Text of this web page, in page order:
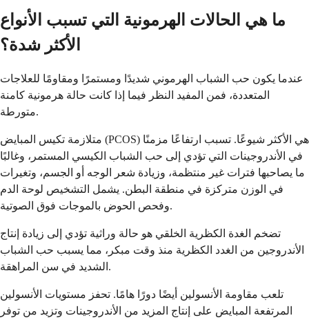
ما هي الحالات الهرمونية التي تسبب الأنواع
الأكثر شدة؟
عندما يكون حب الشباب الهرموني شديدًا ومستمرًا ومقاومًا للعلاجات
المتعددة، فمن المفيد النظر فيما إذا كانت حالة هرمونية كامنة
متورطة.
متلازمة تكيس المبايض (PCOS) هي الأكثر شيوعًا. تسبب ارتفاعًا مزمنًا
في الأندروجينات التي تؤدي إلى حب الشباب الكيسي المستمر، وغالبًا
ما يصاحبها فترات غير منتظمة، وزيادة شعر الوجه أو الجسم، وتغيرات
في الوزن متركزة في منطقة البطن. يشمل التشخيص لوحة الدم
وفحص الحوض بالموجات فوق الصوتية.
تضخم الغدة الكظرية الخلقي هو حالة وراثية تؤدي إلى زيادة إنتاج
الأندروجين من الغدد الكظرية منذ وقت مبكر، مما يسبب حب الشباب
الشديد في سن المراهقة.
تلعب مقاومة الأنسولين أيضًا دورًا هامًا. تحفز مستويات الأنسولين
المرتفعة المبايض على إنتاج المزيد من الأندروجينات وتزيد من توفر